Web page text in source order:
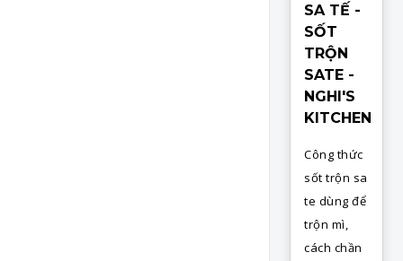
SA TẾ -
SỐT
TRỘN
SATE -
NGHI'S
KITCHEN
Công thức
sốt trộn sa
te dùng để
trộn mì,
cách chần